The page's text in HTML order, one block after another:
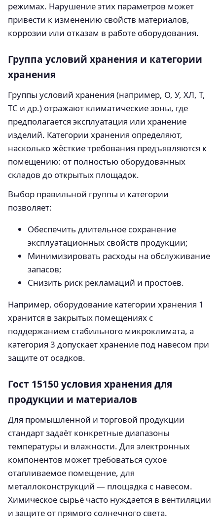
режимах. Нарушение этих параметров может
привести к изменению свойств материалов,
коррозии или отказам в работе оборудования.
Группа условий хранения и категории
хранения
Группы условий хранения (например, О, У, ХЛ, Т,
ТС и др.) отражают климатические зоны, где
предполагается эксплуатация или хранение
изделий. Категории хранения определяют,
насколько жёсткие требования предъявляются к
помещению: от полностью оборудованных
складов до открытых площадок.
Выбор правильной группы и категории
позволяет:
Обеспечить длительное сохранение
эксплуатационных свойств продукции;
Минимизировать расходы на обслуживание
запасов;
Снизить риск рекламаций и простоев.
Например, оборудование категории хранения 1
хранится в закрытых помещениях с
поддержанием стабильного микроклимата, а
категория 3 допускает хранение под навесом при
защите от осадков.
Гост 15150 условия хранения для
продукции и материалов
Для промышленной и торговой продукции
стандарт задаёт конкретные диапазоны
температуры и влажности. Для электронных
компонентов может требоваться сухое
отапливаемое помещение, для
металлоконструкций — площадка с навесом.
Химическое сырьё часто нуждается в вентиляции
и защите от прямого солнечного света.